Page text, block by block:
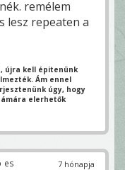
remélem
lesz repeaten a
újra kell épitenünk
Ám ennel
úgy, hogy
elerhetők
7 hónapja
es